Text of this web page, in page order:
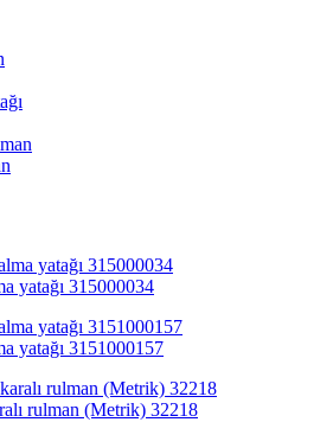
yatağı 315000034
yatağı 3151000157
rulman (Metrik) 32218